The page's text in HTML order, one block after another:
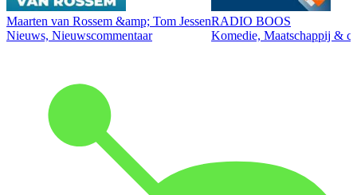
Maarten van Rossem &amp; Tom Jessen
Nieuws, Nieuwscommentaar
RADIO BOOS
Komedie, Maatschappij &